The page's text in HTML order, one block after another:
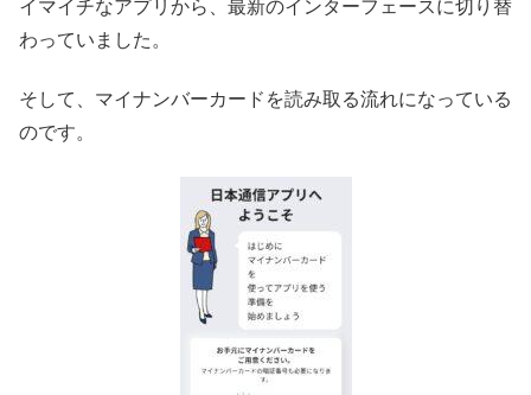
イマイチなアプリから、最新のインターフェースに切り替
わっていました。
そして、マイナンバーカードを読み取る流れになっている
のです。